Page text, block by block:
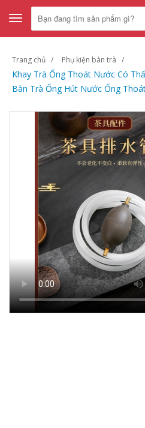
Toggle
navigation
Trang chủ Phụ kiện bàn trà
Khay Trà Ống Thoát Nước Có
Bàn Trà Ống Hút Nước Ống